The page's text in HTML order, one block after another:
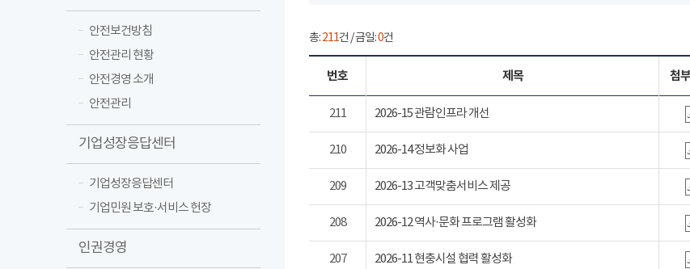
안전보건방침
안전관리 현황
안전경영 소개
안전관리
기업성장응답센터
기업성장응답센터
기업민원 보호·서비스 헌장
인권경영
총:211건 / 금일:0건
번호 제목 첨
211 2026-15 관람인프라 개선
210 2026-14 정보화 사업
209 2026-13 고객맞춤서비스 제공
208 2026-12 역사·문화 프로그램 활성화
207 2026-11 현충시설 협력 활성화